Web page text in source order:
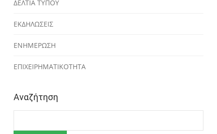
ΔΕΛΤΙΑ ΤΥΠΟΥ
ΕΚΔΗΛΩΣΕΙΣ
ΕΝΗΜΕΡΩΣΗ
ΕΠΙΧΕΙΡΗΜΑΤΙΚΟΤΗΤΑ
Αναζήτηση